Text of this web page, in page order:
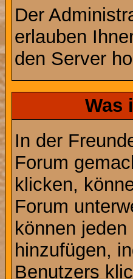
Der
erlauben
den Server
Was
In der
Forum
klicken,
Forum
können
hinzufügen,
Benutzers